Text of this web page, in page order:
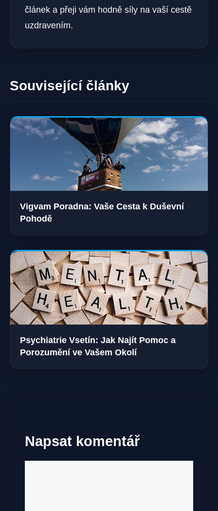
článek a přeji vám hodně síly na vaší cestě
uzdravením.
Související články
Vigvam Poradna: Vaše Cesta k Duševní
Pohodě
Psychiatrie Vsetín: Jak Najít Pomoc a
Porozumění ve Vašem Okolí
Napsat komentář